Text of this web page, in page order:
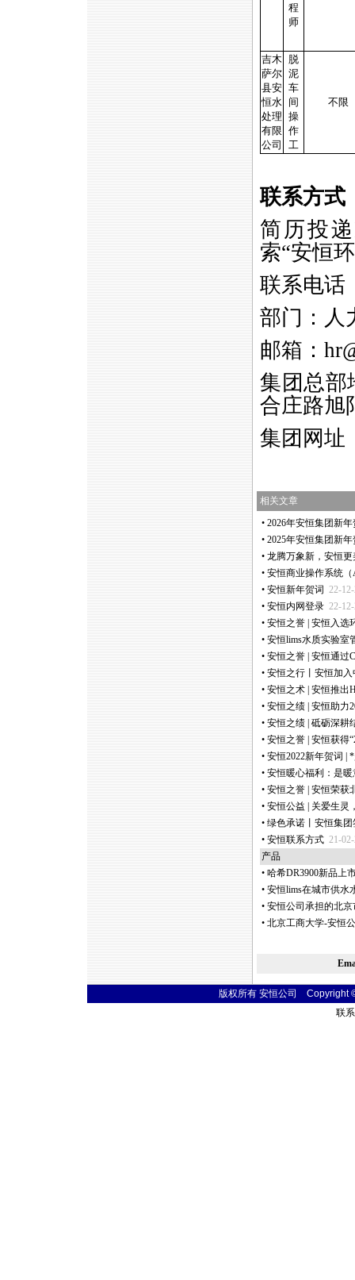
程
师
吉木
萨尔
县安
恒水
处理
有限
公司
脱
泥
车
间
操
作
工
不限
联系方式
简历投
索“安恒
联系电话
部门：人
邮箱：
集团总部
合庄路旭
集团网址
相关文章
• 2026年安恒集团新
• 2025年安恒集团新
• 龙腾万象新，安恒
• 安恒商业操作系统（
• 安恒新年贺词 22-
• 安恒内网登录 22-
• 安恒之誉 | 安恒入选
• 安恒lims水质实验室
• 安恒之誉 | 安恒通过
• 安恒之行丨安恒加
• 安恒之术 | 安恒推出
• 安恒之绩 | 安恒助力
• 安恒之绩 | 砥砺深耕
• 安恒之誉 | 安恒获得
• 安恒2022新年贺词 | *
• 安恒暖心福利：是
• 安恒之誉 | 安恒荣获
• 安恒公益 | 关爱生灵
• 绿色承诺丨安恒集
• 安恒联系方式 21-
产品
• 哈希DR3900新品上
• 安恒lims在城市供水
• 安恒公司承担的北
• 北京工商大学-安恒
版权所有 安恒公司 Copyright
联